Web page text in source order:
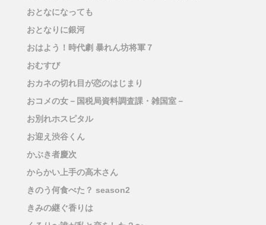
おとなになっても
おとなりに銀河
おはよう！時代劇 暴れん坊将軍７
おむすび
おカネの切れ目が恋のはじまり
おコメの女－国税局資料調査課・雑国室－
お別れホスピタル
お迎え渋谷くん
かぶき者慶次
からかい上手の高木さん
きのう何食べた？ season2
きみの継ぐ香りは